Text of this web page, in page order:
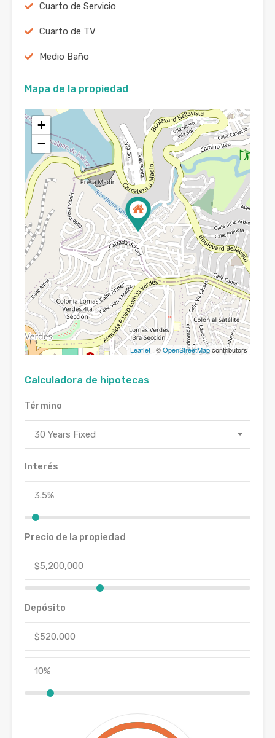
Cuarto de Servicio
Cuarto de TV
Medio Baño
Mapa de la propiedad
+
−
Leaflet | ©OpenStreetMapcontributors
Calculadora de hipotecas
Término
30 Years Fixed
Interés
Precio de la propiedad
Depósito